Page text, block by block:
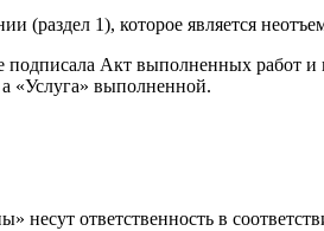
(раздел 1), которое является
подписала Акт выполненных работ
«Услуга» выполненной.
ответственность в